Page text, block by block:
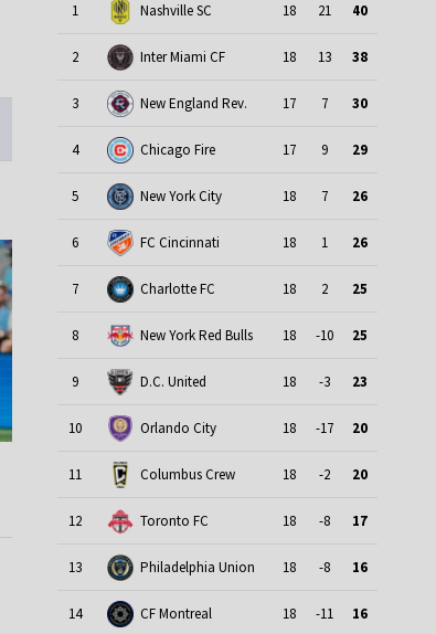
1 Nashville SC 18 21 40
2 Inter Miami CF 18 13 38
3 New England Rev. 17 7 30
4 Chicago Fire 17 9 29
5 New York City 18 7 26
6 FC Cincinnati 18 1 26
7 Charlotte FC 18 2 25
8 New York Red Bulls 18 -10 25
9 D.C. United 18 -3 23
10 Orlando City 18 -17 20
11 Columbus Crew 18 -2 20
12 Toronto FC 18 -8 17
13 Philadelphia Union 18 -8 16
14 CF Montreal 18 -11 16